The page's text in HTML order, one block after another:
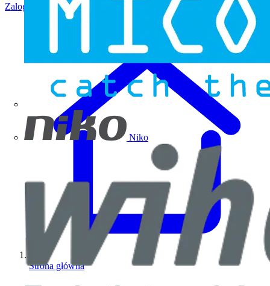
Niko
Zaloguj się Zarejestruj się
Strona główna